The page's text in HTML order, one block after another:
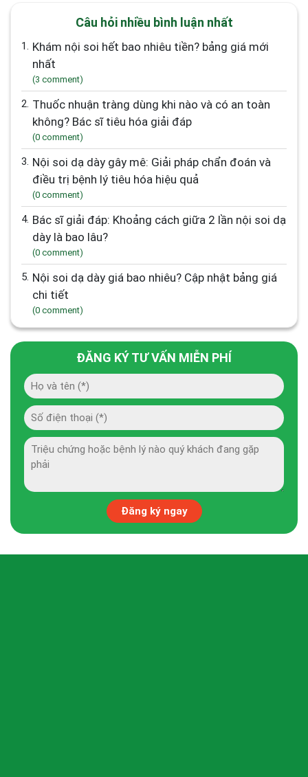
Câu hỏi nhiều bình luận nhất
1. Khám nội soi hết bao nhiêu tiền? bảng giá mới
nhất
(3 comment)
2. Thuốc nhuận tràng dùng khi nào và có an toàn
không? Bác sĩ tiêu hóa giải đáp
(0 comment)
3. Nội soi dạ dày gây mê: Giải pháp chẩn đoán và
điều trị bệnh lý tiêu hóa hiệu quả
(0 comment)
4. Bác sĩ giải đáp: Khoảng cách giữa 2 lần nội soi dạ
dày là bao lâu?
(0 comment)
5. Nội soi dạ dày giá bao nhiêu? Cập nhật bảng giá
chi tiết
(0 comment)
ĐĂNG KÝ TƯ VẤN MIỄN PHÍ